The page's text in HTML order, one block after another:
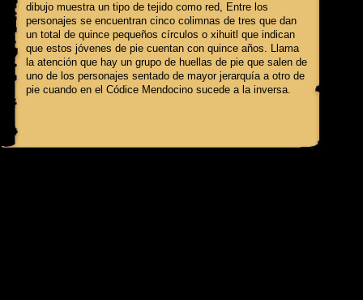
dibujo muestra un tipo de tejido como red, Entre los
personajes se encuentran cinco colimnas de tres que dan
un total de quince pequeños círculos o xihuitl que indican
que estos jóvenes de pie cuentan con quince años. Llama
la atención que hay un grupo de huellas de pie que salen de
uno de los personajes sentado de mayor jerarquía a otro de
pie cuando en el Códice Mendocino sucede a la inversa.